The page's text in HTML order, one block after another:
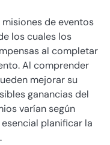
de eventos
los cuales los
al completar
Al comprender
mejorar su
ganancias del
varían según
planificar la